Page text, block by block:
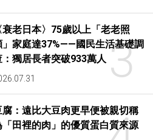
3
衰老日本〉75歲以上「老老照
」家庭達37%——國民生活基礎調
：獨居長者突破933萬人
腐：遠比大豆肉更早便被親切稱
「田裡的肉」的優質蛋白質來源